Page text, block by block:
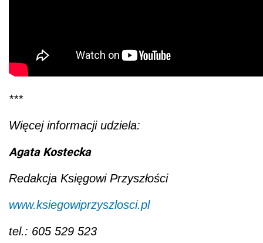
***
Więcej informacji udziela:
Agata Kostecka
Redakcja Księgowi Przyszłości
www.ksiegowiprzyszlosci.pl
tel.: 605 529 523